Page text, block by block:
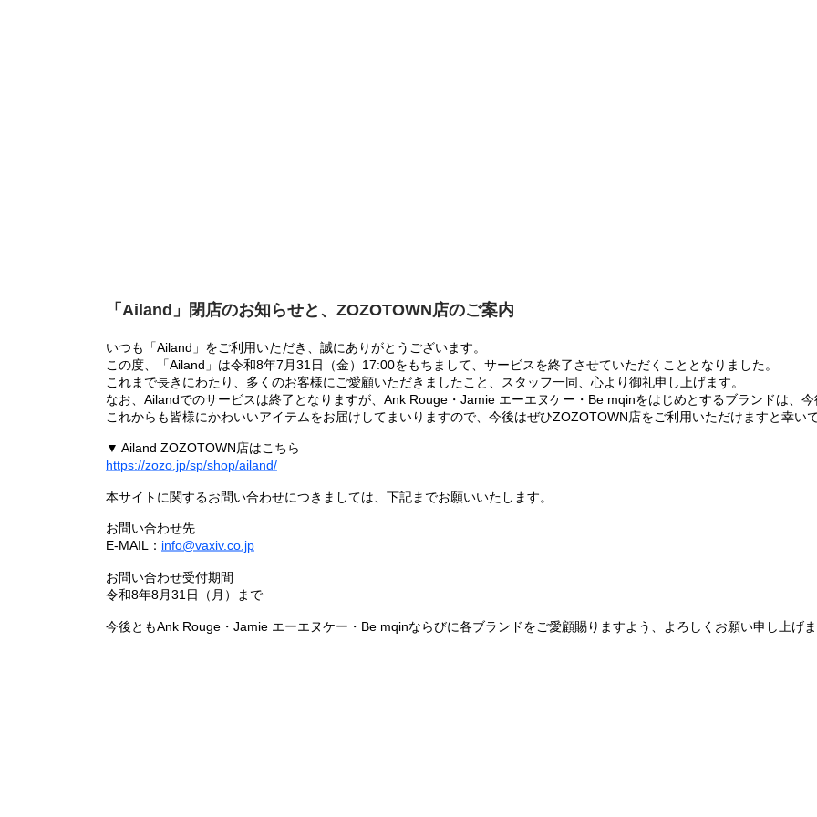
「Ailand」閉店のお知らせと、ZOZOTOWN店のご案内
いつも「Ailand」をご利用いただき、誠にありがとうございます。
この度、「Ailand」は令和8年7月31日（金）17:00をもちまして、サービスを終了させていただくこととなりました。
これまで長きにわたり、多くのお客様にご愛顧いただきましたこと、スタッフ一同、心より御礼申し上げます。
なお、Ailandでのサービスは終了となりますが、Ank Rouge・Jamie エーエヌケー・Be mqinをはじめとするブランドは、
これからも皆様にかわいいアイテムをお届けしてまいりますので、今後はぜひZOZOTOWN店をご利用いただけますと幸いで
▼ Ailand ZOZOTOWN店はこちら
https://zozo.jp/sp/shop/ailand/
本サイトに関するお問い合わせにつきましては、下記までお願いいたします。
お問い合わせ先
E-MAIL： info@vaxiv.co.jp
お問い合わせ受付期間
令和8年8月31日（月）まで
今後ともAnk Rouge・Jamie エーエヌケー・Be mqinならびに各ブランドをご愛顧賜りますよう、よろしくお願い申し上げま